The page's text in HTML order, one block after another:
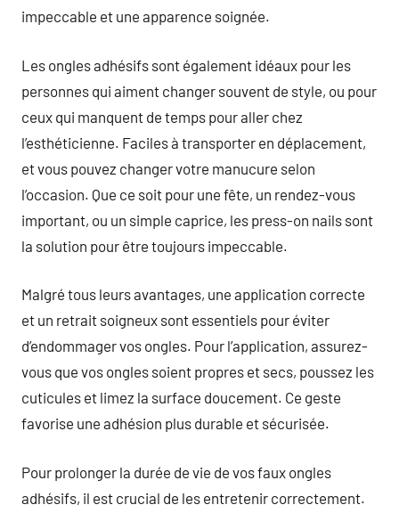
impeccable et une apparence soignée.
Les ongles adhésifs sont également idéaux pour les
personnes qui aiment changer souvent de style, ou pour
ceux qui manquent de temps pour aller chez
l’esthéticienne. Faciles à transporter en déplacement,
et vous pouvez changer votre manucure selon
l’occasion. Que ce soit pour une fête, un rendez-vous
important, ou un simple caprice, les press-on nails sont
la solution pour être toujours impeccable.
Malgré tous leurs avantages, une application correcte
et un retrait soigneux sont essentiels pour éviter
d’endommager vos ongles. Pour l’application, assurez-
vous que vos ongles soient propres et secs, poussez les
cuticules et limez la surface doucement. Ce geste
favorise une adhésion plus durable et sécurisée.
Pour prolonger la durée de vie de vos faux ongles
adhésifs, il est crucial de les entretenir correctement.